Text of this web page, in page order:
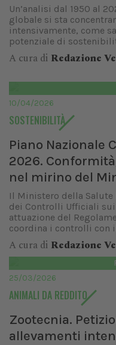
Un’analisi dal 1950 al
globale si sta
intensivamente, come
potenziale di
A cura di Redazione
10/04/2026
SOSTENIBILITÀ
Piano Nazionale
2026.
nel mirino del
Il Ministero della Salute
dei Controlli Ufficiali
attuazione del
coordina i controlli con
A cura di Redazione
25/03/2026
ANIMALI DA REDDITO
Zootecnia.
allevamenti